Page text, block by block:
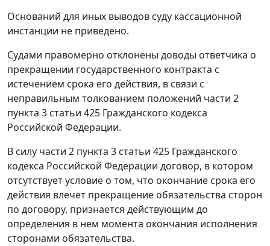
Оснований для иных выводов суду кассационной
инстанции не приведено.
Судами правомерно отклонены доводы ответчика о
прекращении государственного контракта с
истечением срока его действия, в связи с
неправильным толкованием положений части 2
пункта 3 статьи 425 Гражданского кодекса
Российской Федерации.
В силу части 2 пункта 3 статьи 425 Гражданского
кодекса Российской Федерации договор, в котором
отсутствует условие о том, что окончание срока его
действия влечет прекращение обязательства сторон
по договору, признается действующим до
определения в нем момента окончания исполнения
сторонами обязательства.